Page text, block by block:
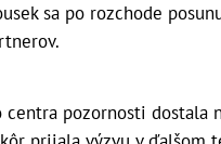
sa po rozchode
centra pozornosti dostala